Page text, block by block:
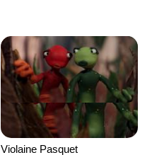
Violaine Pasquet